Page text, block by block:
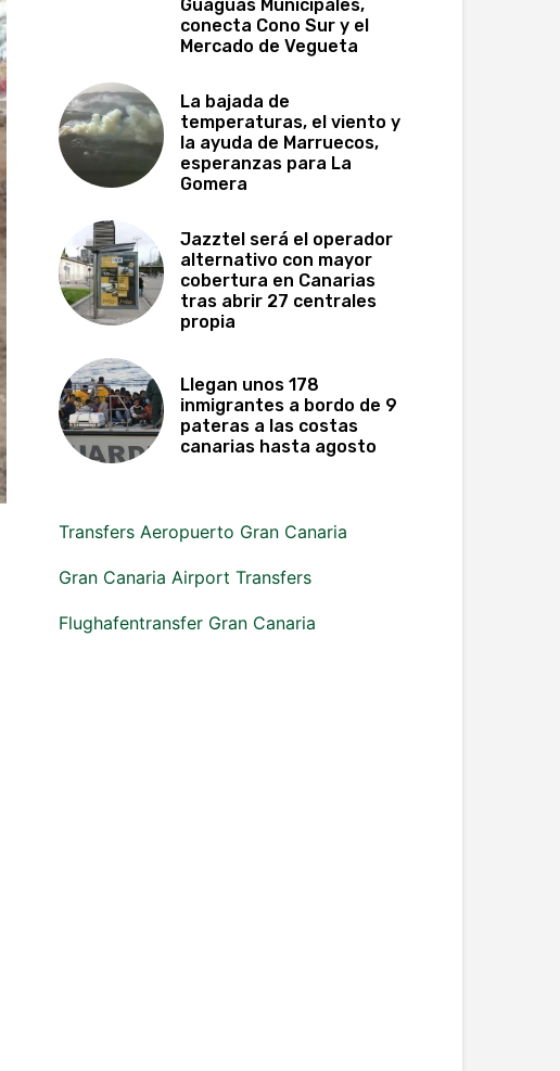
Guaguas Municipales,
conecta Cono Sur y el
Mercado de Vegueta
La bajada de
temperaturas, el viento y
la ayuda de Marruecos,
esperanzas para La
Gomera
Jazztel será el operador
alternativo con mayor
cobertura en Canarias
tras abrir 27 centrales
propia
Llegan unos 178
inmigrantes a bordo de 9
pateras a las costas
canarias hasta agosto
Transfers Aeropuerto Gran Canaria
Gran Canaria Airport Transfers
Flughafentransfer Gran Canaria